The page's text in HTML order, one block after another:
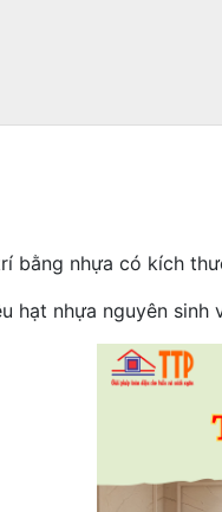
bằng nhựa có kích
hạt nhựa nguyên